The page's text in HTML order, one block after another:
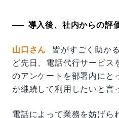
導入後、社内からの評
山口さん
皆がすごく助か
ど先日、電話代行サービス
のアンケートを部署内にと
が継続して利用したいと言
電話によって業務を妨げら